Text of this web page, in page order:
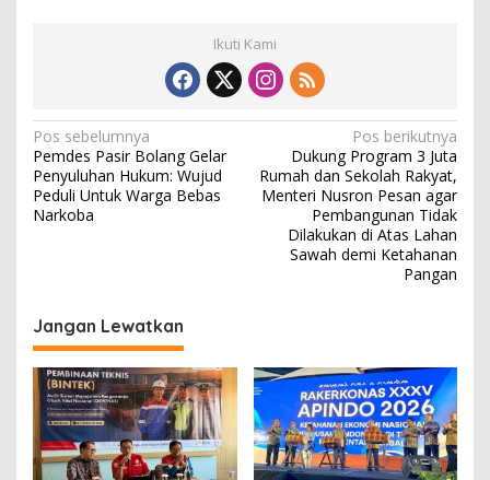
Ikuti Kami
N
a
v
i
s
i
p
o
s
Pos sebelumnya
Pemdes Pasir Bolang Gelar
Penyuluhan Hukum: Wujud
Peduli Untuk Warga Bebas
Narkoba
Pos berikutnya
Dukung Program 3 Juta
Rumah dan Sekolah Rakyat,
Menteri Nusron Pesan agar
Pembangunan Tidak
Dilakukan di Atas Lahan
Sawah demi Ketahanan
Pangan
Jangan Lewatkan